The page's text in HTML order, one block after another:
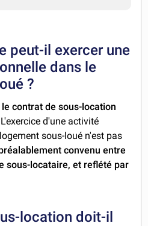
peut-il exercer une
dans le
?
contrat de sous-location
d'une activité
sous-loué n'est pas
convenu entre
sous-locataire, et reflété par
location doit-il